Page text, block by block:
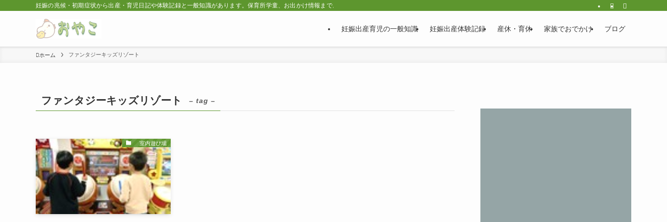
妊娠の兆候・初期症状から出産・育児日記や体験記録と一般知識があります。保育所学童、お出かけ情報まで。
妊娠出産育児の一般知識 妊娠出産体験記録 産休・育休 家族でおでかけ ブログ
ホーム ファンタジーキッズリゾート
ファンタジーキッズリゾート – tag –
室内遊び場